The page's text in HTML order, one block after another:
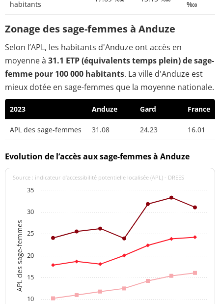
habitants
‱
Zonage des sage-femmes à Anduze
Selon l’APL, les habitants d'Anduze ont accès en
moyenne à 31.1 ETP (équivalents temps plein) de sage-
femme pour 100 000 habitants. La ville d'Anduze est
mieux dotée en sage-femmes que la moyenne nationale.
2023 Anduze Gard France
APL des sage-femmes 31.08 24.23 16.01
Evolution de l’accès aux sage-femmes à Anduze
APL des sage-femmes
Source : indicateur d’accessibilité potentielle localisée (APL) - DREES
10
15
20
25
30
35